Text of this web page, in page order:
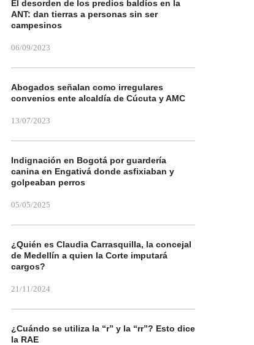
El desorden de los predios baldíos en la
ANT: dan tierras a personas sin ser
campesinos
06/09/2023
Abogados señalan como irregulares
convenios ente alcaldía de Cúcuta y AMC
13/07/2023
Indignación en Bogotá por guardería
canina en Engativá donde asfixiaban y
golpeaban perros
05/05/2025
¿Quién es Claudia Carrasquilla, la concejal
de Medellín a quien la Corte imputará
cargos?
21/11/2024
¿Cuándo se utiliza la “r” y la “rr”? Esto dice
la RAE